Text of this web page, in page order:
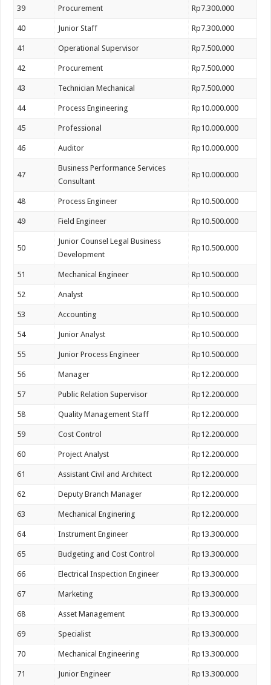
39 Procurement Rp7.300.000
40 Junior Staff Rp7.300.000
41 Operational Supervisor Rp7.500.000
42 Procurement Rp7.500.000
43 Technician Mechanical Rp7.500.000
44 Process Engineering Rp10.000.000
45 Professional Rp10.000.000
46 Auditor Rp10.000.000
47
Business Performance Services
Consultant
Rp10.000.000
48 Process Engineer Rp10.500.000
49 Field Engineer Rp10.500.000
50
Junior Counsel Legal Business
Development
Rp10.500.000
51 Mechanical Engineer Rp10.500.000
52 Analyst Rp10.500.000
53 Accounting Rp10.500.000
54 Junior Analyst Rp10.500.000
55 Junior Process Engineer Rp10.500.000
56 Manager Rp12.200.000
57 Public Relation Supervisor Rp12.200.000
58 Quality Management Staff Rp12.200.000
59 Cost Control Rp12.200.000
60 Project Analyst Rp12.200.000
61 Assistant Civil and Architect Rp12.200.000
62 Deputy Branch Manager Rp12.200.000
63 Mechanical Enginering Rp12.200.000
64 Instrument Engineer Rp13.300.000
65 Budgeting and Cost Control Rp13.300.000
66 Electrical Inspection Engineer Rp13.300.000
67 Marketing Rp13.300.000
68 Asset Management Rp13.300.000
69 Specialist Rp13.300.000
70 Mechanical Engineering Rp13.300.000
71 Junior Engineer Rp13.300.000